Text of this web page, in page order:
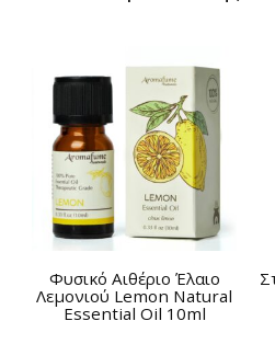
Φυσικό Αιθέριο Έλαιο
Λεμονιού Lemon Natural
Essential Oil 10ml